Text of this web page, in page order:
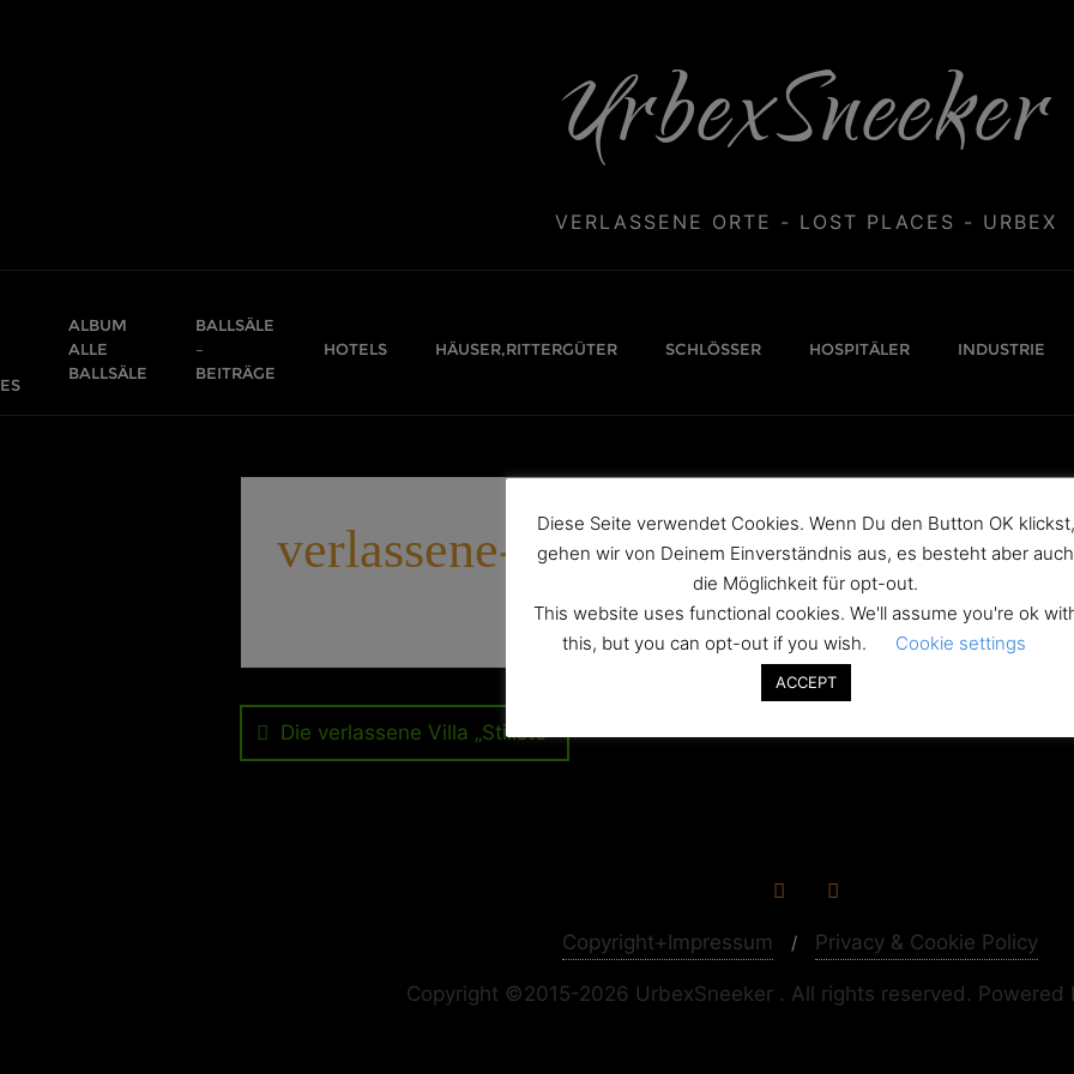
UrbexSneeker
VERLASSENE ORTE - LOST PLACES - URBEX
ALBUM
ALLE
BALLSÄLE
BALLSÄLE
–
BEITRÄGE
HOTELS HÄUSER,RITTERGÜTER SCHLÖSSER HOSPITÄLER INDUSTRIE
verlassene-villa-stilisto
Beitragsnavigation
Die verlassene Villa „Stilisto“
Copyright+Impressum Privacy & Cookie Policy
Copyright ©2015-2026 UrbexSneeker . All rights reserved. Powered
Diese Seite verwendet Cookies. Wenn Du den Button OK klickst,
gehen wir von Deinem Einverständnis aus, es besteht aber auch
die Möglichkeit für opt-out.
This website uses functional cookies. We'll assume you're ok
this, but you can opt-out if you wish.
Cookie settings
ACCEPT